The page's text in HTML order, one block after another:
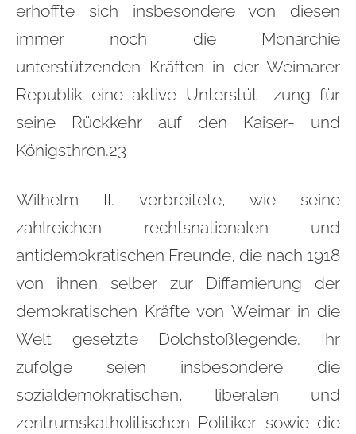
erhoffte sich insbesondere von diesen
immer noch die Monarchie
unterstützenden Kräften in der Weimarer
Republik eine aktive Unterstüt- zung für
seine Rückkehr auf den Kaiser- und
Königsthron.23
Wilhelm II. verbreitete, wie seine
zahlreichen rechtsnationalen und
antidemokratischen Freunde, die nach 1918
von ihnen selber zur Diffamierung der
demokratischen Kräfte von Weimar in die
Welt gesetzte Dolchstoßlegende. Ihr
zufolge seien insbesondere die
sozialdemokratischen, liberalen und
zentrumskatholitischen Politiker sowie die